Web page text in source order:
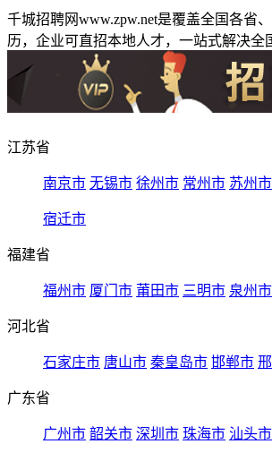
千城招聘网www.zpw.net是覆盖全国各省
历，企业可直招本地人才，一站式解决全
江苏省
南京市 无锡市 徐州市 常州市 苏州市
宿迁市
福建省
福州市 厦门市 莆田市 三明市 泉州市
河北省
石家庄市 唐山市 秦皇岛市 邯郸市
广东省
广州市 韶关市 深圳市 珠海市 汕头市